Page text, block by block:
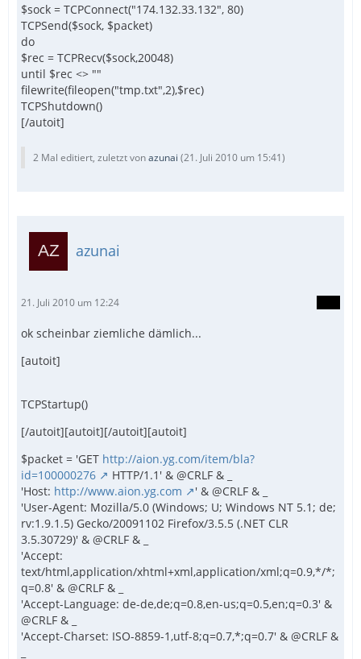
$sock = TCPConnect("174.132.33.132", 80)
TCPSend($sock, $packet)
do
$rec = TCPRecv($sock,20048)
until $rec <> ""
filewrite(fileopen("tmp.txt",2),$rec)
TCPShutdown()
[/autoit]
2 Mal editiert, zuletzt vonazunai (21. Juli 2010 um 15:41)
azunai
21. Juli 2010 um 12:24
ok scheinbar ziemliche dämlich...
[autoit]
TCPStartup()
[/autoit][autoit][/autoit][autoit]
$packet = 'GET http://aion.yg.com/item/bla?
id=100000276
HTTP/1.1' & @CRLF & _
'Host: http://www.aion.yg.com
' & @CRLF & _
'User-Agent: Mozilla/5.0 (Windows; U; Windows NT 5.1; de;
rv:1.9.1.5) Gecko/20091102 Firefox/3.5.5 (.NET CLR
3.5.30729)' & @CRLF & _
'Accept:
text/html,application/xhtml+xml,application/xml;q=0.9,*/*;
q=0.8' & @CRLF & _
'Accept-Language: de-de,de;q=0.8,en-us;q=0.5,en;q=0.3' &
@CRLF & _
'Accept-Charset: ISO-8859-1,utf-8;q=0.7,*;q=0.7' & @CRLF &